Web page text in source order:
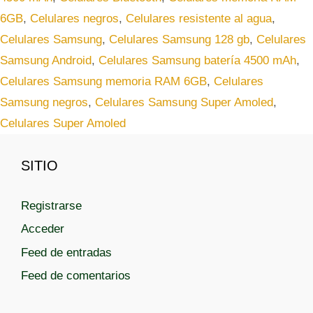
e
g
o
r
í
s
q
u
e
t
a
6GB, Celulares negros, Celulares resistente al agua,
Celulares Samsung, Celulares Samsung 128 gb, Celulares
Samsung Android, Celulares Samsung batería 4500 mAh,
Celulares Samsung memoria RAM 6GB, Celulares
Samsung negros, Celulares Samsung Super Amoled,
Celulares Super Amoled
SITIO
Registrarse
Acceder
Feed de entradas
Feed de comentarios